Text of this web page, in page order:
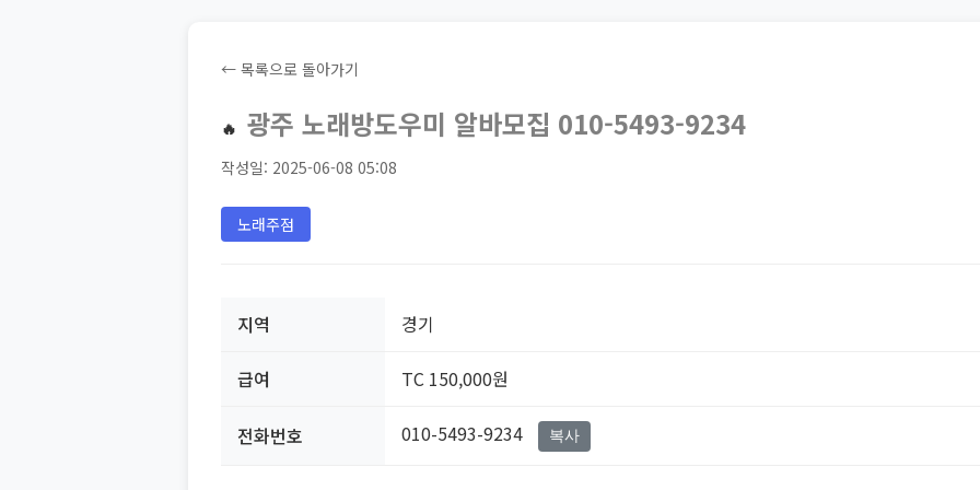
← 목록으로 돌아가기
🔥 광주 노래방도우미 알바모집 010-5493-9234
작성일: 2025-06-08 05:08
노래주점
지역 경기
급여 TC 150,000원
전화번호 010-5493-9234 복사